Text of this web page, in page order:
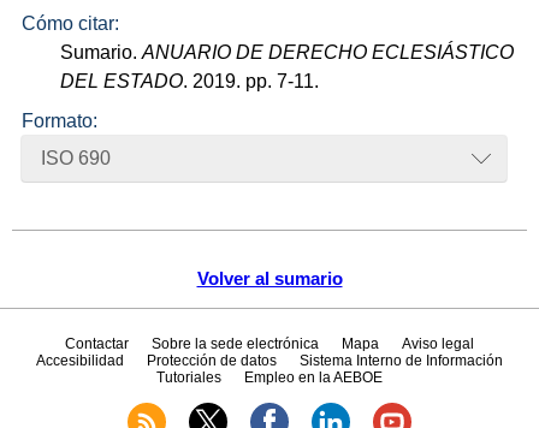
Volver al sumario
Cómo citar:
Sumario.ANUARIO DE DERECHO ECLESIÁSTICO
DEL ESTADO. 2019. pp. 7-11.
Formato:
ISO 690
Contactar Sobre la sede electrónica Mapa
Aviso legal
Accesibilidad
Protección de datos
Sistema Interno de Información
Tutoriales
Empleo en la AEBOE